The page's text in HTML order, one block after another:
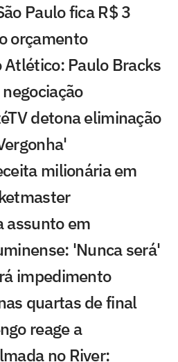
Paulo fica R$ 3
orçamento
Atlético: Paulo Bracks
detona eliminação
milionária em
assunto em
'Nunca será'
impedimento
quartas de final
reage a
no River: